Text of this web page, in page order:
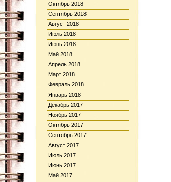
Октябрь 2018
Сентябрь 2018
Август 2018
Июль 2018
Июнь 2018
Май 2018
Апрель 2018
Март 2018
Февраль 2018
Январь 2018
Декабрь 2017
Ноябрь 2017
Октябрь 2017
Сентябрь 2017
Август 2017
Июль 2017
Июнь 2017
Май 2017